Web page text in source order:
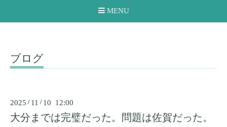
MENU
ブログ
2025 / 11 / 10 12:00
大分までは完璧だった。問題は佐賀だった。